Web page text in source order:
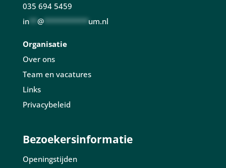
035 694 5459
in** @*********** um.nl
Organisatie
Over ons
Team en vacatures
Links
Privacybeleid
Bezoekersinformatie
Openingstijden